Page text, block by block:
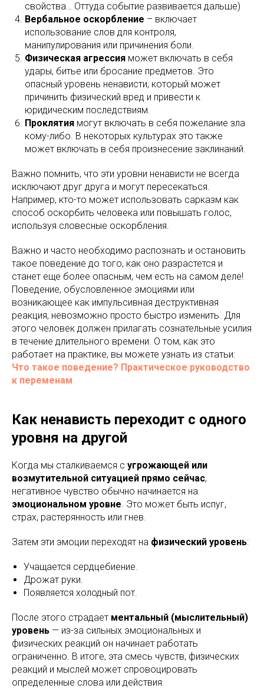
свойства… Оттуда событие развивается дальше)
Вербальное оскорбление – включает
использование слов для контроля,
манипулирования или причинения боли.
Физическая агрессия может включать в себя
удары, битье или бросание предметов. Это
опасный уровень ненависти, который может
причинить физический вред и привести к
юридическим последствиям.
Проклятия могут включать в себя пожелание зла
кому-либо. В некоторых культурах это также
может включать в себя произнесение заклинаний.
Важно помнить, что эти уровни ненависти не всегда
исключают друг друга и могут пересекаться.
Например, кто-то может использовать сарказм как
способ оскорбить человека или повышать голос,
используя словесные оскорбления.
Важно и часто необходимо распознать и остановить
такое поведение до того, как оно разрастется и
станет еще более опасным, чем есть на самом деле!
Поведение, обусловленное эмоциями или
возникающее как импульсивная деструктивная
реакция, невозможно просто быстро изменить. Для
этого человек должен прилагать сознательные усилия
в течение длительного времени. О том, как это
работает на практике, вы можете узнать из статьи:
Что такое поведение? Практическое руководство
к переменам.
Как ненависть переходит с одного
уровня на другой
Когда мы сталкиваемся с угрожающей или
возмутительной ситуацией прямо сейчас,
негативное чувство обычно начинается на
эмоциональном уровне. Это может быть испуг,
страх, растерянность или гнев.
Затем эти эмоции переходят на физический уровень:
Учащается сердцебиение.
Дрожат руки.
Появляется холодный пот.
После этого страдает ментальный (мыслительный)
уровень — из-за сильных эмоциональных и
физических реакций он начинает работать
ограниченно. В итоге, эта смесь чувств, физических
реакций и мыслей может спровоцировать
определенные слова или действия.